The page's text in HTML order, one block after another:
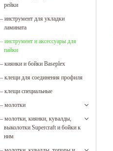
рейки
– инструмент для укладки
ламината
– инструмент и аксессуары для
пайки
– киянки и бойки Baseplex
– клещи для соединения профиля
– клещи специальные
– молотки
– молотки, киянки, кувалды,
выколотки Supercraft и бойки к
ним